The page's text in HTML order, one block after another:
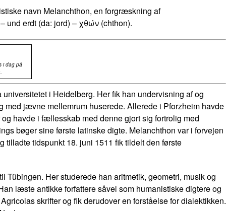
navn Melanchthon, en forgræskning af
und erdt (da: jord) – χθών (chthon).
i dag på
i Heidelberg. Her fik han undervisning af og
jævne mellemrum huserede. Allerede i Pforzheim havde
havde i fællesskab med denne gjort sig fortrolig med
bøger sine første latinske digte. Melanchthon var i forvejen
tidspunkt 18. juni 1511 fik tildelt den første
Her studerede han aritmetik, geometri, musik og
læste antikke forfattere såvel som humanistiske digtere og
skrifter og fik derudover en forståelse for dialektikken.